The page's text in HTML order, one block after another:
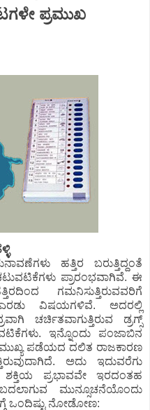
ಪ್ರಮುಖ
ಹತ್ತಿರ ಬರುತ್ತಿದ್ದಂತೆ
ಪ್ರಾರಂಭವಾಗಿವೆ. ಈ
ಗಮನಿಸುತ್ತಿರುವವರಿಗೆ
ಎರಡು ವಿಷಯಗಳಿವೆ. ಅದರಲ್ಲಿ
ಚರ್ಚಿತವಾಗುತ್ತಿರುವ ಡ್ರಗ್ಸ್
ಇನ್ನೊಂದು ಪಂಜಾಬಿನ
ಪಡೆಯದ ದಲಿತ ರಾಜಕಾರಣ
ಅದು ಇದುವರೆಗು
ಪ್ರಭಾವವೇ ಇರದಂತಹ
ಮುನ್ಸೂಚನೆಯೊಂದು
ಒಂದಿಷ್ಟು ನೋಡೋಣ: